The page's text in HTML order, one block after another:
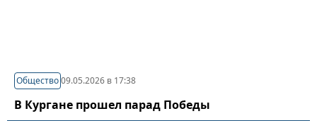
Общество09.05.2026 в 17:38
В Кургане прошел парад Победы